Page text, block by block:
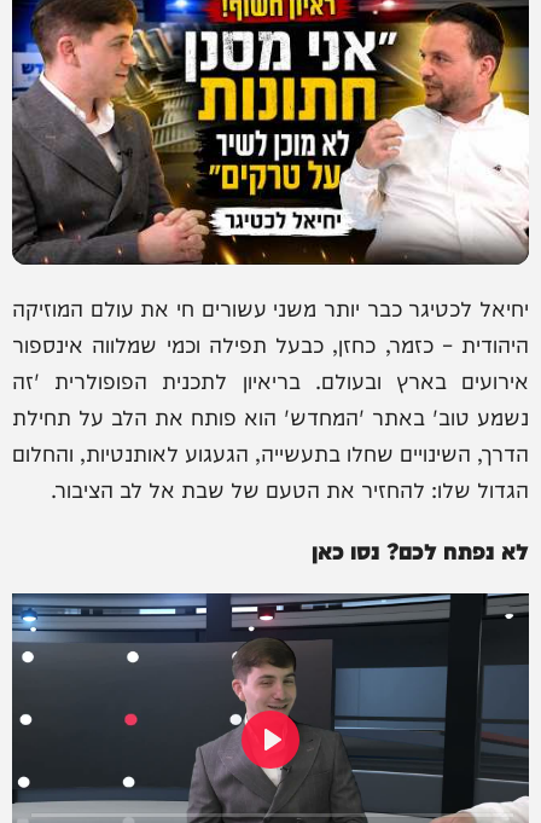
יחיאל לכטיגר כבר יותר משני עשורים חי את עולם המוזיקה
היהודית – כזמר, כחזן, כבעל תפילה וכמי שמלווה אינספור
אירועים בארץ ובעולם. בריאיון לתכנית הפופולרית 'זה
נשמע טוב' באתר 'המחדש' הוא פותח את הלב על תחילת
הדרך, השינויים שחלו בתעשייה, הגעגוע לאותנטיות, והחלום
הגדול שלו: להחזיר את הטעם של שבת אל לב הציבור.
לא נפתח לכם? נסו כאן